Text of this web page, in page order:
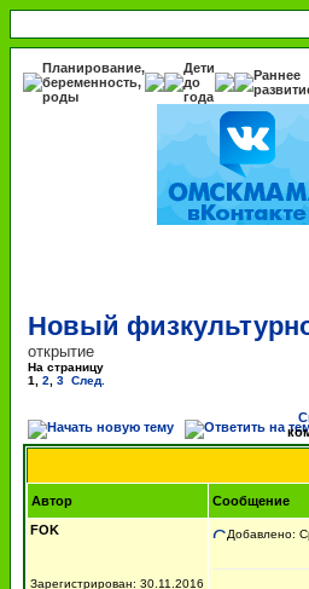
Планирование,
беременность,
роды
Дети
до
года
Раннее
Новый
открытие
На страницу
1
2 3 След.
Автор
Сообщение
FOK
Зарегистрирован: 30.11.2016
Добавлено: